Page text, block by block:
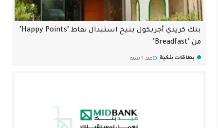
من "Breadfast"
بطاقات بنكية منذ 1 سنة